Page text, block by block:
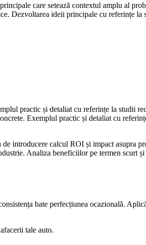
care setează contextul amplu al
Dezvoltarea ideii principale cu referințe
practic și detaliat cu referințe la studii
Exemplul practic și detaliat cu
introducere calcul ROI și impact asupra
Analiza beneficiilor pe termen scurt
bate perfecțiunea ocazională.
tale auto.